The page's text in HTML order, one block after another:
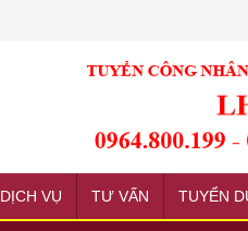
DỊCH VỤ TƯ VẤN TUYỂN